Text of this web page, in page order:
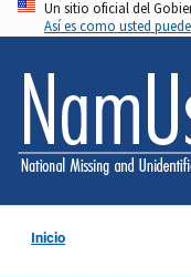
Pasar
al
contenido
principal
Un sitio oficial del
Así es como usted
Inicio